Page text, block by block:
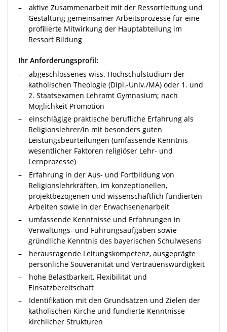
aktive Zusammenarbeit mit der Ressortleitung und
Gestaltung gemeinsamer Arbeitsprozesse für eine
profilierte Mitwirkung der Hauptabteilung im
Ressort Bildung
Ihr Anforderungsprofil:
abgeschlossenes wiss. Hochschulstudium der
katholischen Theologie (Dipl.-Univ./MA) oder 1. und
2. Staatsexamen Lehramt Gymnasium; nach
Möglichkeit Promotion
einschlägige praktische berufliche Erfahrung als
Religionslehrer/in mit besonders guten
Leistungsbeurteilungen (umfassende Kenntnis
wesentlicher Faktoren religiöser Lehr- und
Lernprozesse)
Erfahrung in der Aus- und Fortbildung von
Religionslehrkräften, im konzeptionellen,
projektbezogenen und wissenschaftlich fundierten
Arbeiten sowie in der Erwachsenenarbeit
umfassende Kenntnisse und Erfahrungen in
Verwaltungs- und Führungsaufgaben sowie
gründliche Kenntnis des bayerischen Schulwesens
herausragende Leitungskompetenz, ausgeprägte
persönliche Souveränität und Vertrauenswürdigkeit
hohe Belastbarkeit, Flexibilität und
Einsatzbereitschaft
Identifikation mit den Grundsätzen und Zielen der
katholischen Kirche und fundierte Kenntnisse
kirchlicher Strukturen